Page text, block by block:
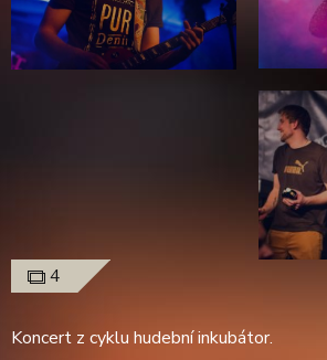
4
Koncert z cyklu hudební inkubátor.